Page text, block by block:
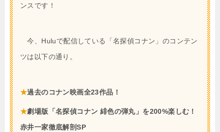
ンスです！
今、Huluで配信している「名探偵コナン」のコンテン
ツは以下の通り。
★過去のコナン映画全23作品！
★劇場版「名探偵コナン 緋色の弾丸」を200%楽しむ！
赤井一家徹底解剖SP